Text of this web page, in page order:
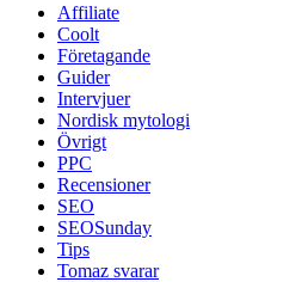
Affiliate
Coolt
Företagande
Guider
Intervjuer
Nordisk mytologi
Övrigt
PPC
Recensioner
SEO
SEOSunday
Tips
Tomaz svarar